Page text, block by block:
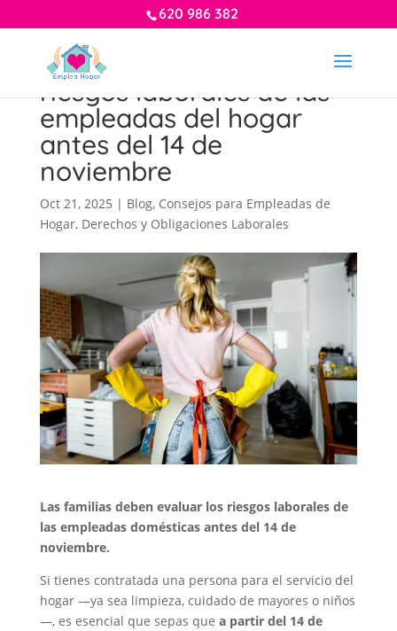
620 986 382
Guía para evaluar los
riesgos laborales de las
empleadas del hogar
antes del 14 de
noviembre
Oct 21, 2025 | Blog, Consejos para Empleadas de
Hogar, Derechos y Obligaciones Laborales
Las familias deben evaluar los riesgos laborales de
las empleadas domésticas antes del 14 de
noviembre.
Si tienes contratada una persona para el servicio del
hogar —ya sea limpieza, cuidado de mayores o niños
—, es esencial que sepas que a partir del 14 de